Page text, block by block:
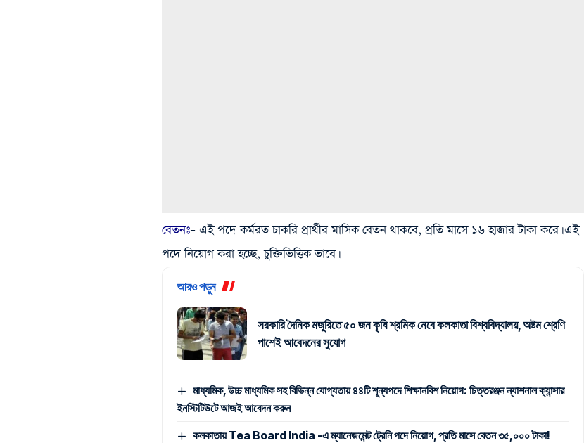
বেতনঃ– এই পদে কর্মরত চাকরি প্রার্থীর মাসিক বেতন থাকবে, প্রতি মাসে ১৬ হাজার টাকা করে। এই
পদে নিয়োগ করা হচ্ছে, চুক্তিভিত্তিক ভাবে।
আরও পড়ুন
সরকারি দৈনিক মজুরিতে ৫০ জন কৃষি শ্রমিক নেবে কলকাতা বিশ্ববিদ্যালয়, অষ্টম শ্রেণি
পাশেই আবেদনের সুযোগ
মাধ্যমিক, উচ্চ মাধ্যমিক সহ বিভিন্ন যোগ্যতায় ৪৪টি শূন্যপদে শিক্ষানবিশ নিয়োগ: চিত্তরঞ্জন ন্যাশনাল ক্যান্সার
ইনস্টিটিউটে আজই আবেদন করুন
কলকাতায় Tea Board India -এ ম্যানেজমেন্ট ট্রেনি পদে নিয়োগ, প্রতি মাসে বেতন ৩৫,০০০ টাকা!